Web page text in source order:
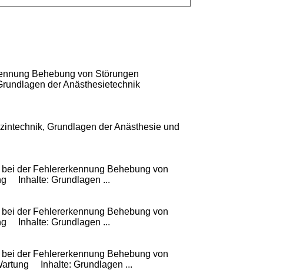
Behebung von Störungen
der Anästhesietechnik
Grundlagen der Anästhesie und
der Fehlererkennung Behebung von
Inhalte: Grundlagen ...
der Fehlererkennung Behebung von
Inhalte: Grundlagen ...
der Fehlererkennung Behebung von
Inhalte: Grundlagen ...